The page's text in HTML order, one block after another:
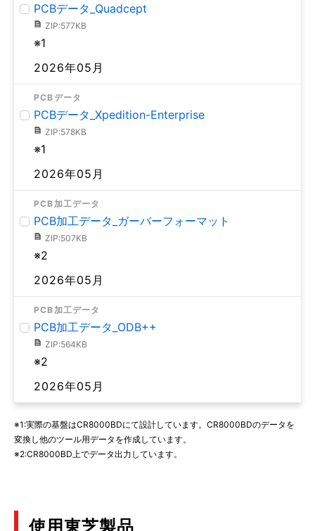
PCBデータ_Quadcept
ZIP:577KB
※1
2026年05月
PCBデータ
PCBデータ_Xpedition-Enterprise
ZIP:578KB
※1
2026年05月
PCB加工データ
PCB加工データ_ガーバーフォーマット
ZIP:507KB
※2
2026年05月
PCB加工データ
PCB加工データ_ODB++
ZIP:564KB
※2
2026年05月
※1:実際の基盤はCR8000BDにて設計しています。CR8000BDのデータを
変換し他のツール用データを作成しています。
※2:CR8000BD上でデータ出力しています。
使用東芝製品